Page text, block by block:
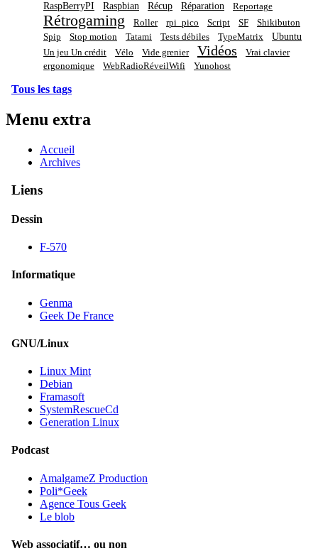
RaspBerryPI Raspbian Récup Réparation Reportage
Rétrogaming Roller rpi_pico Script SF
Shikibuton
Spip
Stop motion Tatami Tests débiles TypeMatrix Ubuntu
Un jeu Un crédit Vélo Vide grenier Vidéos
Vrai clavier
ergonomique
WebRadioRéveilWifi Yunohost
Tous les tags
Menu extra
Accueil
Archives
Liens
Dessin
F-570
Informatique
Genma
Geek De France
GNU/Linux
Linux Mint
Debian
Framasoft
SystemRescueCd
Generation Linux
Podcast
AmalgameZ Production
Poli*Geek
Agence Tous Geek
Le blob
Web associatif… ou non